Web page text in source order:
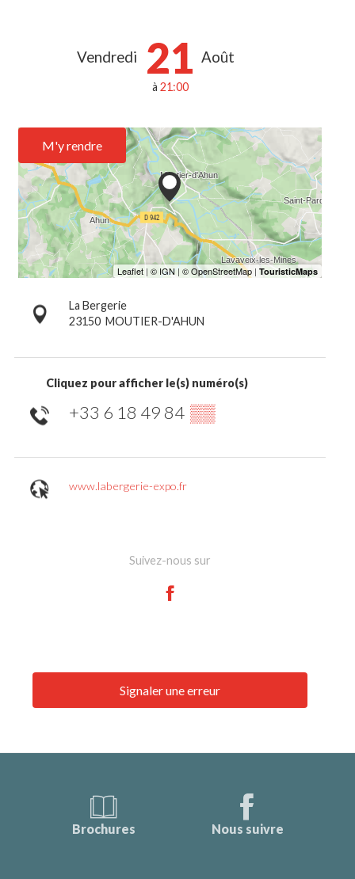
Vendredi 21 Août
à 21:00
M'y rendre
La Bergerie
23150 MOUTIER-D'AHUN
Cliquez pour afficher le(s) numéro(s)
+33 6 18 49 84 ▒▒
www.labergerie-expo.fr
Suivez-nous sur
Signaler une erreur
Brochures Nous suivre